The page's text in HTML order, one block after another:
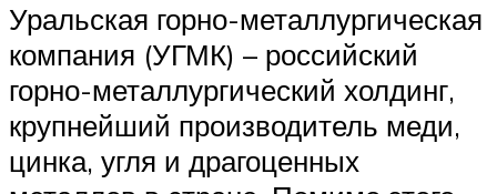
Уральская горно-металлургическая
компания (УГМК) – российский
горно-металлургический холдинг,
крупнейший производитель меди,
цинка, угля и драгоценных